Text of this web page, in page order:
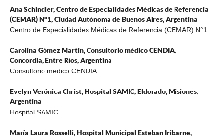
Ana Schindler,Centro de Especialidades Médicas de Referencia
(CEMAR) N°1, Ciudad Autónoma de Buenos Aires, Argentina
Centro de Especialidades Médicas de Referencia (CEMAR) N°1
Carolina Gómez Martin,Consultorio médico CENDIA,
Concordia, Entre Ríos, Argentina
Consultorio médico CENDIA
Evelyn Verónica Christ,Hospital SAMIC, Eldorado, Misiones,
Argentina
Hospital SAMIC
María Laura Rosselli,Hospital Municipal Esteban Iribarne,